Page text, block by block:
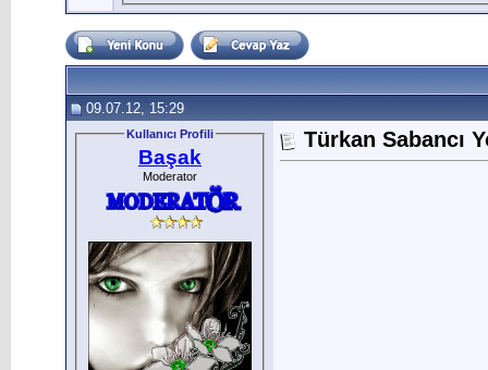
09.07.12, 15:29
Kullanıcı Profili
Başak
Moderator
Türkan Sabancı